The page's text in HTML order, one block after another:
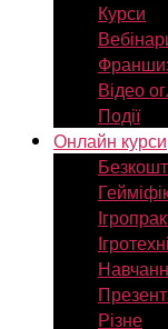
Курси
Відео
Події
Онлайн курси
Різне